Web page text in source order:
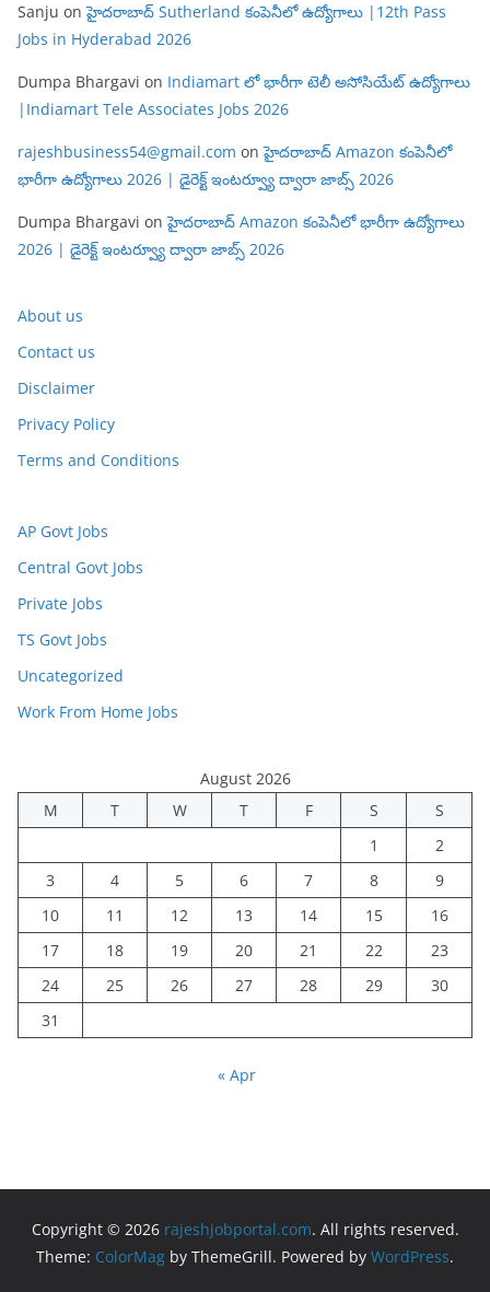
Sanju onహైదరాబాద్ Sutherland కంపెనీలో ఉద్యోగాలు |12th Pass
Jobs in Hyderabad 2026
Dumpa Bhargavi on Indiamart లో భారీగా టెలీ అసోసియేట్ ఉద్యోగాలు
|Indiamart Tele Associates Jobs 2026
rajeshbusiness54@gmail.com onహైదరాబాద్ Amazon కంపెనీలో
భారీగా ఉద్యోగాలు 2026 | డైరెక్ట్ ఇంటర్వ్యూ ద్వారా జాబ్స్ 2026
Dumpa Bhargavi onహైదరాబాద్ Amazon కంపెనీలో భారీగా ఉద్యోగాలు
2026 | డైరెక్ట్ ఇంటర్వ్యూ ద్వారా జాబ్స్ 2026
About us
Contact us
Disclaimer
Privacy Policy
Terms and Conditions
AP Govt Jobs
Central Govt Jobs
Private Jobs
TS Govt Jobs
Uncategorized
Work From Home Jobs
August 2026
M
T W T F S
S
1
2
3
4 5 6 7 8
9
10
11 12 13 14 15
16
17
18 19 20 21 22
23
24
25 26 27 28 29
30
31
« Apr
Copyright © 2026 rajeshjobportal.com. All rights reserved.
Theme: ColorMag by ThemeGrill. Powered by WordPress.